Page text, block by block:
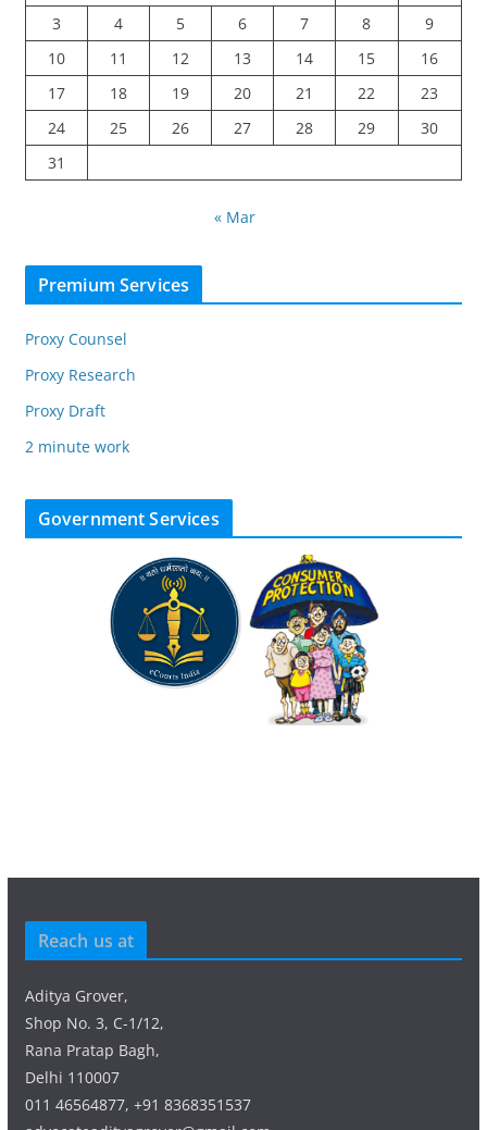
3
4 5 6 7 8
9
10
11 12 13 14 15
16
17
18 19 20 21 22
23
24
25 26 27 28 29
30
31
« Mar
Premium Services
Proxy Counsel
Proxy Research
Proxy Draft
2 minute work
Government Services
Reach us at
Aditya Grover,
Shop No. 3, C-1/12,
Rana Pratap Bagh,
Delhi 110007
011 46564877, +91 8368351537